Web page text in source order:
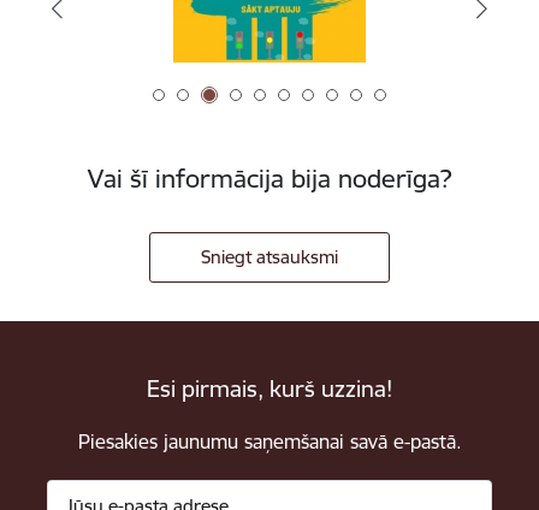
Vai šī informācija bija noderīga?
Sniegt atsauksmi
Esi pirmais, kurš uzzina!
Piesakies jaunumu saņemšanai savā e-pastā.